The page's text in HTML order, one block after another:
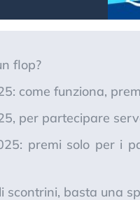
flop?
come funziona,
per partecipare
premi solo per i
scontrini, basta una